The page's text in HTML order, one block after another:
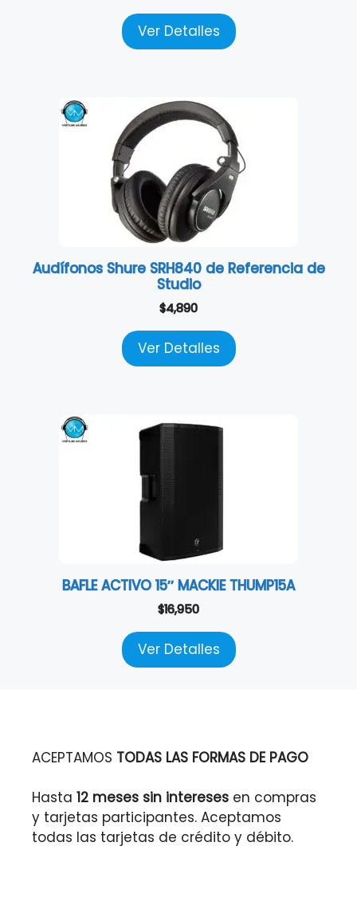
Ver Detalles
Audífonos Shure SRH840 de Referencia de
Studio
$4,890
Ver Detalles
BAFLE ACTIVO 15″ MACKIE THUMP15A
$16,950
Ver Detalles
ACEPTAMOS TODAS LAS FORMAS DE PAGO
Hasta 12 meses sin intereses en compras
y tarjetas participantes. Aceptamos
todas las tarjetas de crédito y débito.